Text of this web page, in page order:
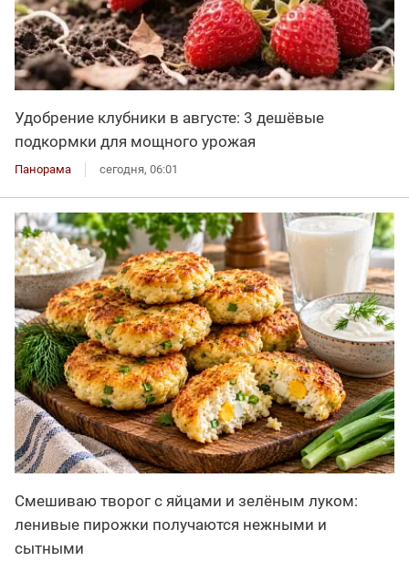
Удобрение клубники в августе: 3 дешёвые
подкормки для мощного урожая
Панорама сегодня, 06:01
Смешиваю творог с яйцами и зелёным луком:
ленивые пирожки получаются нежными и
сытными